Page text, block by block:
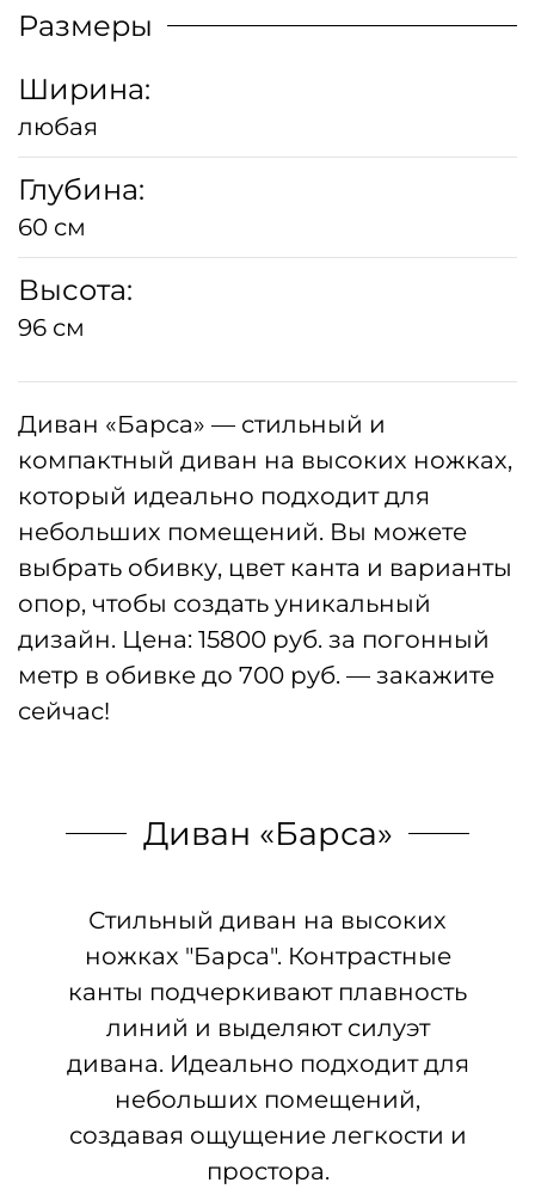
Размеры
Ширина:
любая
Глубина:
60 см
Высота:
96 см
Диван «Барса» — стильный и
компактный диван на высоких ножках,
который идеально подходит для
небольших помещений. Вы можете
выбрать обивку, цвет канта и варианты
опор, чтобы создать уникальный
дизайн. Цена: 15800 руб. за погонный
метр в обивке до 700 руб. — закажите
сейчас!
Диван «Барса»
Стильный диван на высоких
ножках "Барса". Контрастные
канты подчеркивают плавность
линий и выделяют силуэт
дивана. Идеально подходит для
небольших помещений,
создавая ощущение легкости и
простора.